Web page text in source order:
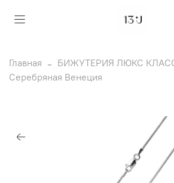
Главная БИЖУТЕРИЯ ЛЮКС
Серебряная Венеция